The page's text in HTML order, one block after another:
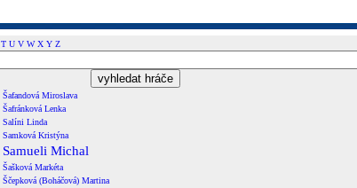
T U V W X Y Z
Šafandová Miroslava
Šafránková Lenka
Salíni Linda
Samková Kristýna
Samueli Michal
Šašková Markéta
Ščepková (Boháčová) Martina